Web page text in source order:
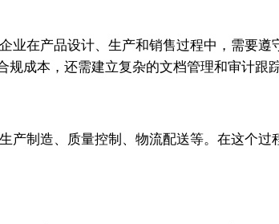
业在产品设计、生产和销售过程中，需要
成本，还需建立复杂的文档管理和审计跟踪
产制造、质量控制、物流配送等。在这个